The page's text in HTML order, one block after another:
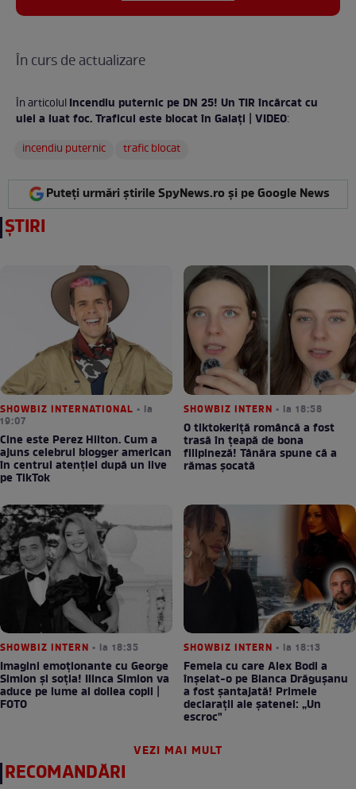
În curs de actualizare
În articolulIncendiu puternic pe DN 25! Un TIR încărcat cu
ulei a luat foc. Traficul este blocat în Galați | VIDEO:
incendiu puternic
trafic blocat
Puteți urmări știrile SpyNews.ro și pe Google News
ȘTIRI
SHOWBIZ INTERNATIONAL • la
19:07
Cine este Perez Hilton. Cum a
ajuns celebrul blogger american
în centrul atenției după un live
pe TikTok
SHOWBIZ INTERN • la 18:58
O tiktokeriță româncă a fost
trasă în țeapă de bona
filipineză! Tânăra spune că a
rămas șocată
SHOWBIZ INTERN • la 18:35
Imagini emoționante cu George
Simion și soția! Ilinca Simion va
aduce pe lume al doilea copil |
FOTO
SHOWBIZ INTERN • la 18:13
Femeia cu care Alex Bodi a
înșelat-o pe Bianca Drăgușanu
a fost șantajată! Primele
declarații ale șatenei: „Un
escroc"
VEZI MAI MULT
RECOMANDĂRI